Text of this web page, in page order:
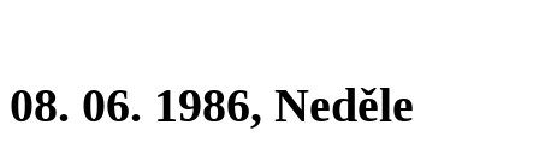
08. 06. 1986, Neděle